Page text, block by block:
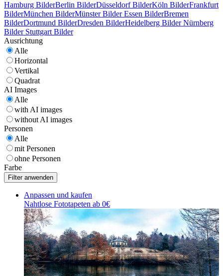
Hamburg BilderBerlin BilderDüsseldorf BilderKöln BilderFrankfurt
BilderMünchen BilderMünster BilderEssen BilderBremen
BilderDortmund BilderDresden BilderHeidelberg BilderNürnberg
Bilder Stuttgart Bilder
Ausrichtung
Alle
Horizontal
Vertikal
Quadrat
AI Images
Alle
with AI images
without AI images
Personen
Alle
mit Personen
ohne Personen
Farbe
Anpassen und kaufen
Nahtlose Fototapeten ab 0€